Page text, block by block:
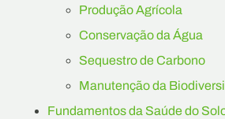
Produção Agrícola
Conservação da Água
Sequestro de Carbono
Manutenção da
Fundamentos da Saúde do